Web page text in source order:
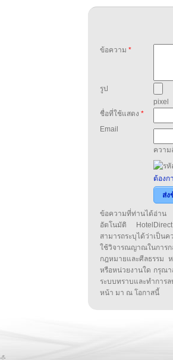
ข้อความ *
รูป
pixel
ชื่อที่ใช้แสดง *
Email
ความ
ต้องก
ส่ง
ข้อความที่ท่านได้อ่าน
อัตโนมัติ
สามารถระบุได้ว่าเป็น
ใช้วิจารณญาณในกา
กฎหมายและศีลธรรม
หรือหน่วยงานใด กรุณา
ระบบทราบและทำกา
หน้า มา ณ โอกาสนี้